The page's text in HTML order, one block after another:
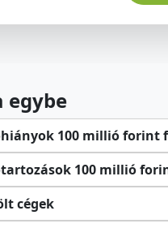
egybe
100 millió forint
100 millió
cégek